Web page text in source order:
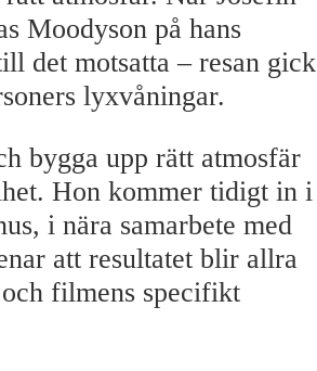
Moodyson på hans
det motsatta – resan gick
lyxvåningar.
bygga upp rätt atmosfär
Hon kommer tidigt in i
i nära samarbete med
att resultatet blir allra
filmens specifikt